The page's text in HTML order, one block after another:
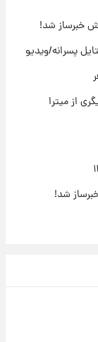
قیمت طلا ۱۸عیار امروز شنبه ۱۷ مرداد ۱۴۰۵
خبرساز شد!
پسرانه/ویدیو
از میترا
شد!